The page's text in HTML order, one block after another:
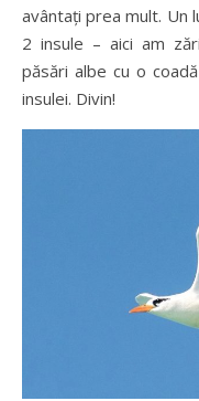
avântați prea mult. Un
2 insule – aici am
păsări albe cu o
insulei. Divin!